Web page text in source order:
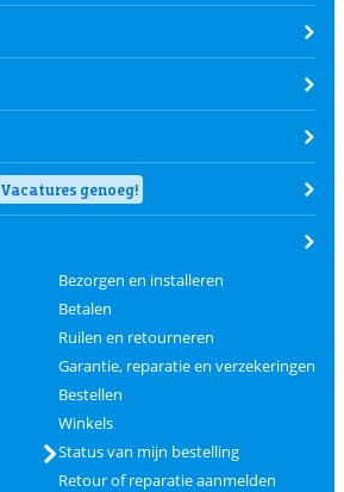
Vacatures genoeg!
Bezorgen en installeren
Betalen
Ruilen en retourneren
Garantie, reparatie en verzekeringen
Bestellen
Winkels
Status van mijn bestelling
Retour of reparatie aanmelden